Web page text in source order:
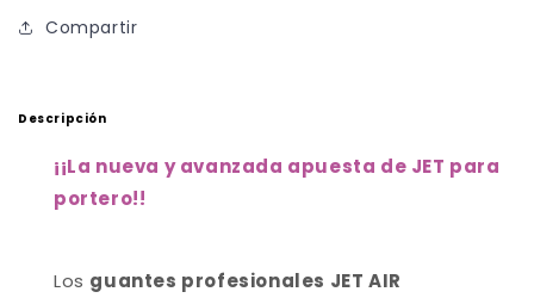
Compartir
Descripción
¡¡La nueva y avanzada apuesta de JET para
portero!!
Los guantes profesionales JET AIR